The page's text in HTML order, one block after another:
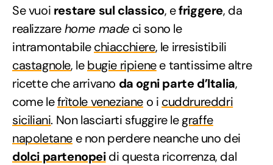
Se vuoi restare sul classico, efriggere, da
realizzarehome made ci sono le
intramontabilechiacchiere, le irresistibili
castagnole, lebugie ripienee tantissime altre
ricette che arrivano da ogni parte d’Italia,
come lefrìtole veneziane o i cuddrureddri
siciliani. Non lasciarti sfuggire legraffe
napoletane e non perdere neanche uno dei
dolci partenopeidi questa ricorrenza, dal